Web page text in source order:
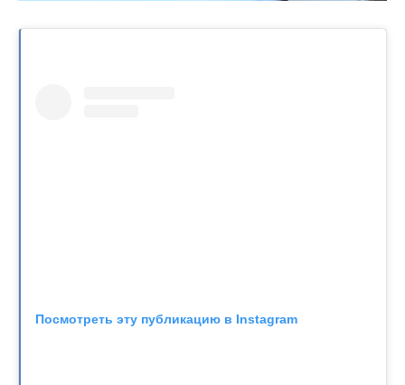
Посмотреть эту публикацию в Instagram